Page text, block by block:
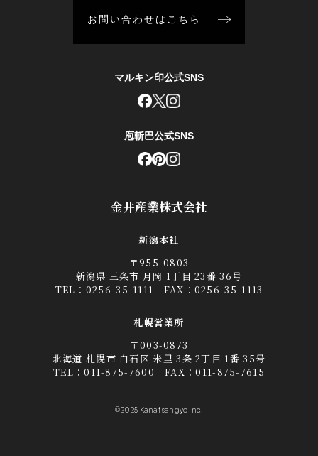
金井産業株式会社
新潟本社
〒955-0803
新潟県 三条市 月岡 1丁目 23番 36号
TEL： 0256-35-1111 FAX：0256-35-1113
札幌営業所
〒003-0873
北海道 札幌市 白石区 米里 3条 2丁目 1番 35号
TEL：011-875-7600 FAX：011-875-7615
©2025 Kanai sangyo Inc.
お問い合わせはこちら
マルキン印公式SNS
庖斬巴公式SNS